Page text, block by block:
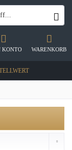
WARENKORB
KONTO